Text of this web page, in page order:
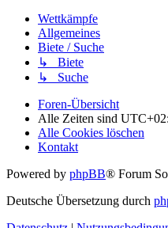
Wettkämpfe
Allgemeines
Biete / Suche
↳ Biete
↳ Suche
Foren-Übersicht
Alle Zeiten sind
Alle Cookies löschen
Kontakt
Powered by phpBB® Forum
Deutsche Übersetzung durch